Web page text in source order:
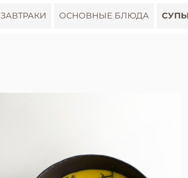
ЗАВТРАКИ ОСНОВНЫЕ БЛЮДА СУПЫ